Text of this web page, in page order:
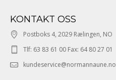
KONTAKT OSS
Postboks 4, 2029 Rælingen, NO
Tlf: 63 83 61 00 Fax: 64 80 27 01
kundeservice@normannaune.no